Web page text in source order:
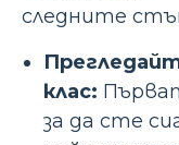
следните
клас:
за да сте